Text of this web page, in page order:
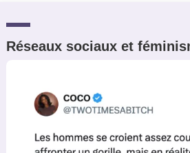
Réseaux sociaux et